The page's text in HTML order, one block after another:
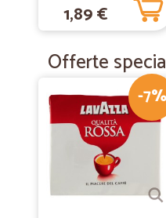
1,89 €
Offerte
-7%